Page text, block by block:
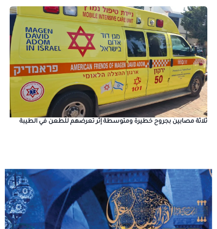
ثلاثة مصابين بجروح خطيرة ومتوسطة إثر تعرضهم للطعن في الطيبة